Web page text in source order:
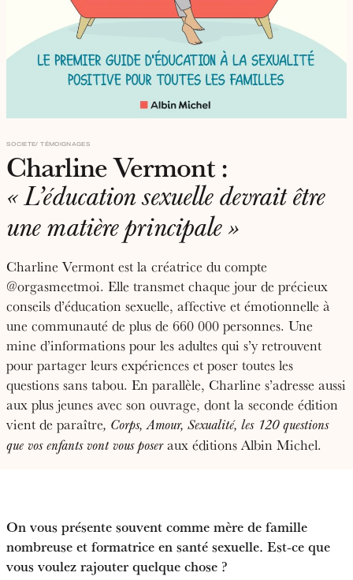
SOCIETE TÉMOIGNAGES
Charline Vermont :
« L’éducation sexuelle devrait être
une matière principale »
Charline Vermont est la créatrice du compte
@orgasmeetmoi. Elle transmet chaque jour de précieux
conseils d’éducation sexuelle, affective et émotionnelle à
une communauté de plus de 660 000 personnes. Une
mine d’informations pour les adultes qui s’y retrouvent
pour partager leurs expériences et poser toutes les
questions sans tabou. En parallèle, Charline s’adresse aussi
aux plus jeunes avec son ouvrage, dont la seconde édition
vient de paraître, Corps, Amour, Sexualité, les 120 questions
que vos enfants vont vous poseraux éditions Albin Michel.
On vous présente souvent comme mère de famille
nombreuse et formatrice en santé sexuelle. Est-ce que
vous voulez rajouter quelque chose ?